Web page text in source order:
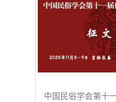
中国民俗学会第十